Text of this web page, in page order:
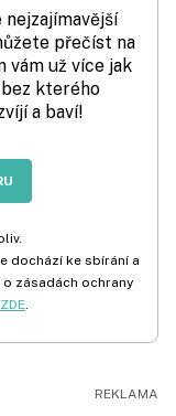
přečíst na
vám už více jak
kterého
a baví!
dochází ke sbírání a
zásadách ochrany
ZDE.